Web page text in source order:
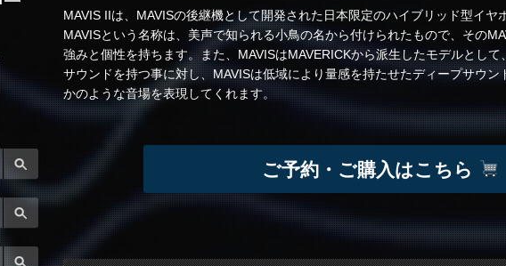
MAVIS IIは、MAVISの後継機として開発された日本限定のハイブリッド型イヤ
MAVISという名称は、美声で知られる小鳥の名から付けられたもので、その
強みと個性を持ちます。また、MAVISはMAVERICKから派生したモデルとし
サウンドを持つ事に対し、MAVISは低域により量感を持たせたディープサウ
かのような音場を表現してくれます。
ご予約・ご購入はこちら